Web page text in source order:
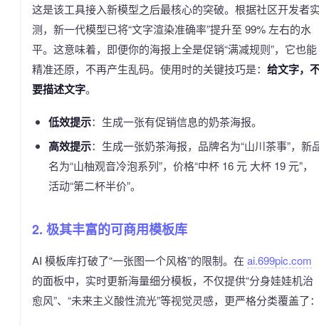
这是该工具接入新模型之后最核心的突破。根据社区开发者
测，新一代模型已将“文字渲染准确率”提升至 99% 左右的水
平。这意味着，即便你的海报上全是促销“满减规则”，它也能
精准还原，不再产生乱码。使用时的关键技巧是： 给文字，
要描述文字。
低效提示：生成一张有促销信息的奶茶海报。
高效提示：生成一张奶茶海报，品牌名为“山川茶事”，新
名为“山柚观音冷泡系列”，价格“中杯 16 元 大杯 19 元”，
活动“第二杯半价”。
2. 极其丰富的可商用模板库
AI 模板库打破了“一张图一个风格”的限制。在 ai.699pic.com
的面板中，实时更新海量细分模板，不仅提供“分身娃娃机治
愈风”、“未来主义酸性流光”等视觉灵感，更严格分类覆盖了